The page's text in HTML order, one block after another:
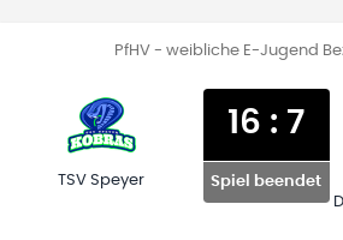
PfHV - weibliche E-Jugend
TSV Speyer
16 : 7
Spiel beendet